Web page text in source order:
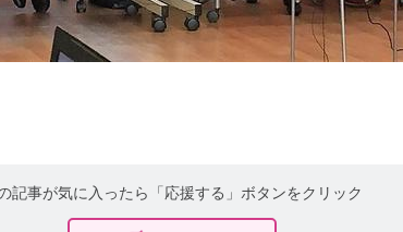
記事が気に入ったら「応援する」ボタンをクリック